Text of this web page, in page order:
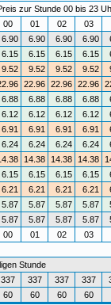
zur Stunde 00 bis 23
00 01 02 03
6.90
6.90 6.90 6.90
6.15 6.15 6.15 6.15
9.52 9.52 9.52 9.52
22.96 22.96 22.96
6.88 6.88 6.88 6.88
6.12 6.12 6.12 6.12
6.91 6.91 6.91 6.91
6.24 6.24 6.24 6.24
14.38 14.38 14.38
6.15 6.15 6.15 6.15
6.21 6.21 6.21 6.21
5.87 5.87 5.87 5.87
5.87
5.87 5.87 5.87
00 01 02 03
Stunde
337 337 337 337
60 60 60 60